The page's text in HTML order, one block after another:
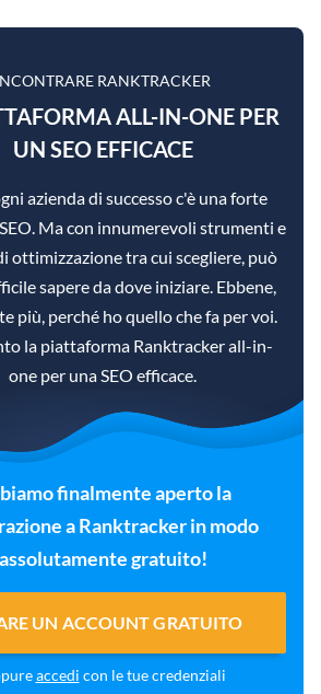
RANKTRACKER
ALL-IN-ONE PER
UN SEO EFFICACE
azienda di successo c'è una forte
Ma con innumerevoli strumenti e
ottimizzazione tra cui scegliere, può
sapere da dove iniziare. Ebbene,
più, perché ho quello che fa per voi.
la piattaforma Ranktracker all-in-
one per una SEO efficace.
finalmente aperto la
a Ranktracker in modo
assolutamente gratuito!
UN ACCOUNT GRATUITO
accedi con le tue credenziali